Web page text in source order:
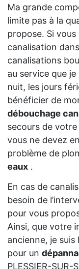
Ma grande
limite pas à la
propose. Si
canalisation
canalisations
au service que
nuit, les jours
bénéficier de
débouchage
secours de
vous ne devez
problème de
eaux .
En cas de
besoin de
pour vous
Ainsi, que votre
ancienne, je suis
pour un
PLESSIER-